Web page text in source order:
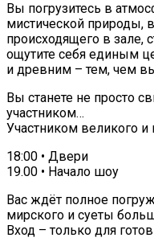
Вы погрузитесь в
мистической природы,
происходящего в зале,
ощутите себя единым
и древним – тем, чем
Вы станете не просто
участником…
Участником великого
18:00 • Двери
19.00 • Начало шоу
Вас ждёт полное
мирского и суеты
Вход – только для